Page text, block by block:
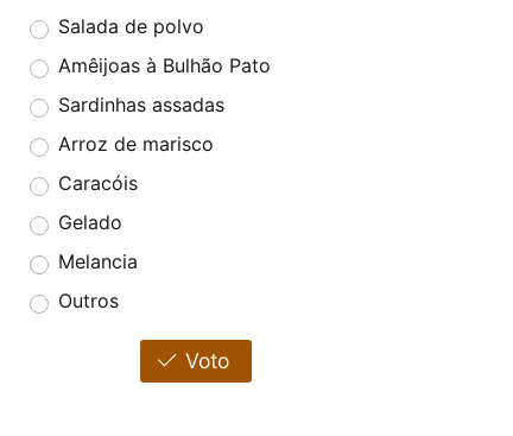
Salada de polvo
Amêijoas à Bulhão Pato
Sardinhas assadas
Arroz de marisco
Caracóis
Gelado
Melancia
Outros
Voto